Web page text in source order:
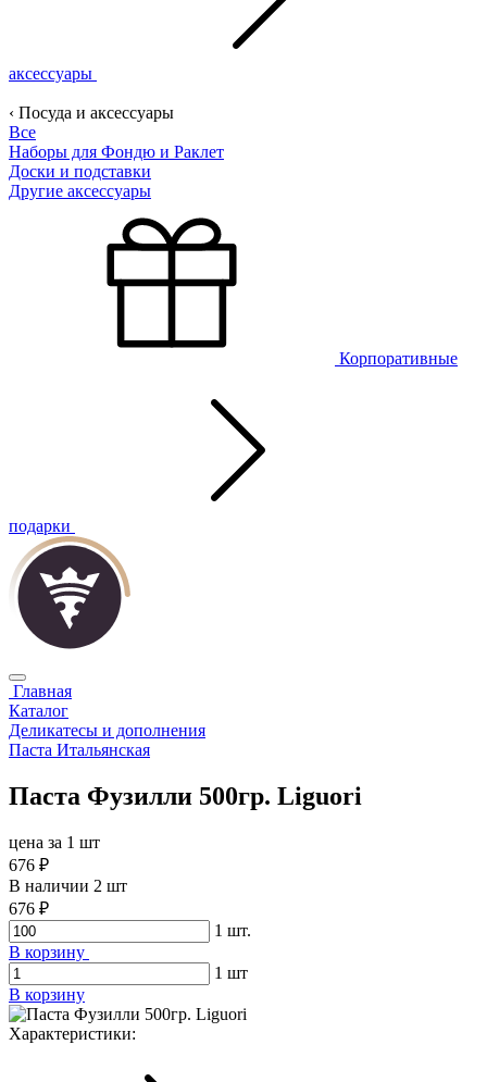
аксессуары
‹ Посуда и аксессуары
Все
Наборы для Фондю и Раклет
Доски и подставки
Другие аксессуары
Корпоративные
подарки
Главная
Каталог
Деликатесы и дополнения
Паста Итальянская
Паста Фузилли 500гр. Liguori
цена за 1 шт
676 ₽
В наличии 2 шт
676 ₽
1 шт.
В корзину
1 шт
В корзину
Характериcтики: